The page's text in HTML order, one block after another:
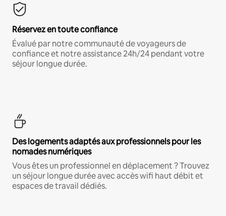
Réservez en toute confiance
Évalué par notre communauté de voyageurs de
confiance et notre assistance 24h/24 pendant votre
séjour longue durée.
Des logements adaptés aux professionnels pour les
nomades numériques
Vous êtes un professionnel en déplacement ? Trouvez
un séjour longue durée avec accès wifi haut débit et
espaces de travail dédiés.